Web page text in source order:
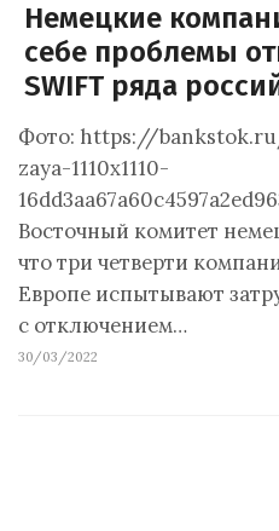
Немецкие
себе проблемы
SWIFT ряда
Фото: https://
zaya-1110x1110-
Восточный комитет
что три четверти
Европе испытывают
с отключением…
30/03/2022